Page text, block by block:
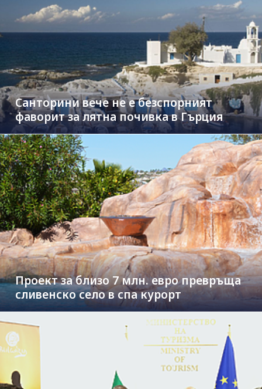
Санторини вече не е безспорният
фаворит за лятна почивка в Гърция
Проект за близо 7 млн. евро превръща
сливенско село в спа курорт